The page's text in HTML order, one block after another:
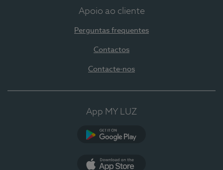
Apoio ao cliente
Perguntas frequentes
Contactos
Contacte-nos
App MY LUZ